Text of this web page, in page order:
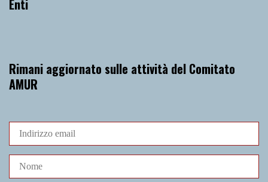
Enti
Rimani aggiornato sulle attività del Comitato
AMUR